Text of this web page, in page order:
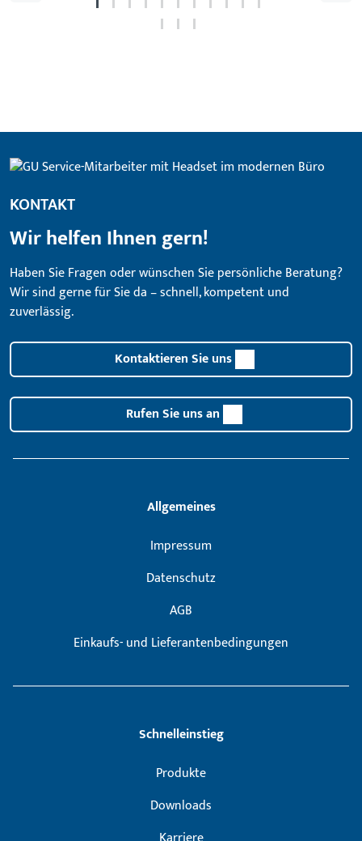
KONTAKT
Wir helfen Ihnen gern!
Haben Sie Fragen oder wünschen Sie persönliche Beratung?
Wir sind gerne für Sie da – schnell, kompetent und
zuverlässig.
Kontaktieren Sie uns
Rufen Sie uns an
Allgemeines
Impressum
Datenschutz
AGB
Einkaufs- und Lieferantenbedingungen
Schnelleinstieg
Produkte
Downloads